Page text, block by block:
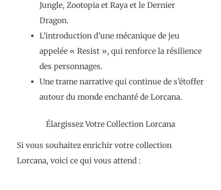
Jungle, Zootopia et Raya et le Dernier
Dragon.
L’introduction d’une mécanique de jeu
appelée « Resist », qui renforce la résilience
des personnages.
Une trame narrative qui continue de s’étoffer
autour du monde enchanté de Lorcana.
Élargissez Votre Collection Lorcana
Si vous souhaitez enrichir votre collection
Lorcana, voici ce qui vous attend :